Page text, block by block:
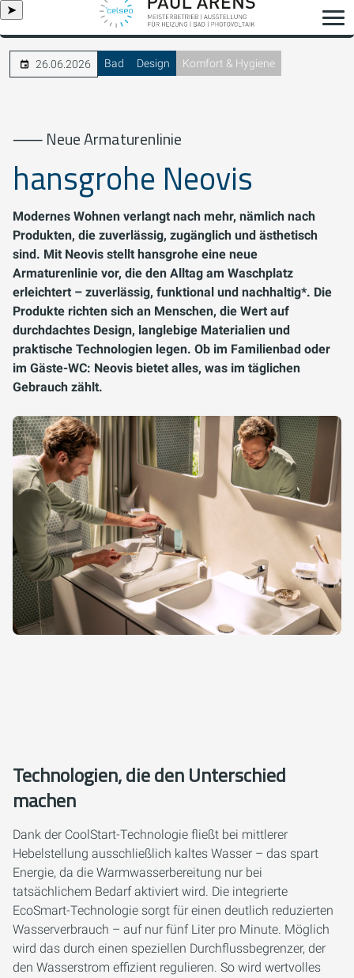
➤
26.06.2026 Bad Design Komfort & Hygiene
⸺ Neue Armaturenlinie
hansgrohe Neovis
Modernes Wohnen verlangt nach mehr, nämlich nach
Produkten, die zuverlässig, zugänglich und ästhetisch
sind. Mit Neovis stellt hansgrohe eine neue
Armaturenlinie vor, die den Alltag am Waschplatz
erleichtert – zuverlässig, funktional und nachhaltig*. Die
Produkte richten sich an Menschen, die Wert auf
durchdachtes Design, langlebige Materialien und
praktische Technologien legen. Ob im Familienbad oder
im Gäste-WC: Neovis bietet alles, was im täglichen
Gebrauch zählt.
Technologien, die den Unterschied
machen
Dank der CoolStart-Technologie fließt bei mittlerer
Hebelstellung ausschließlich kaltes Wasser – das spart
Energie, da die Warmwasserbereitung nur bei
tatsächlichem Bedarf aktiviert wird. Die integrierte
EcoSmart-Technologie sorgt für einen deutlich reduzierten
Wasserverbrauch – auf nur fünf Liter pro Minute. Möglich
wird das durch einen speziellen Durchflussbegrenzer, der
den Wasserstrom effizient regulieren. So wird wertvolles